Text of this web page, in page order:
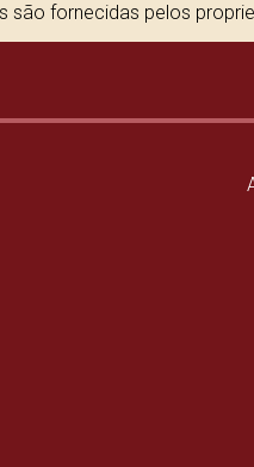
fornecidas pelos